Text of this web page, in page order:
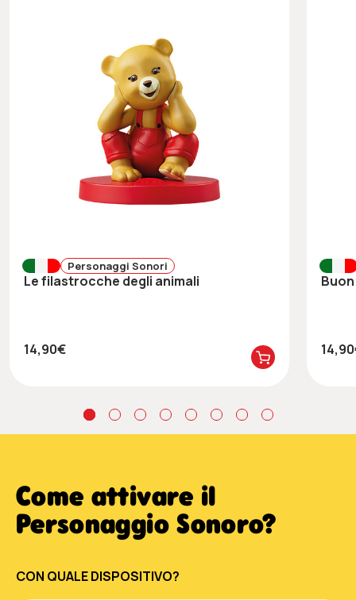
Personaggi Sonori
Le filastrocche degli animali
14,90€
Come attivare il
Personaggio Sonoro?
CON QUALE DISPOSITIVO?